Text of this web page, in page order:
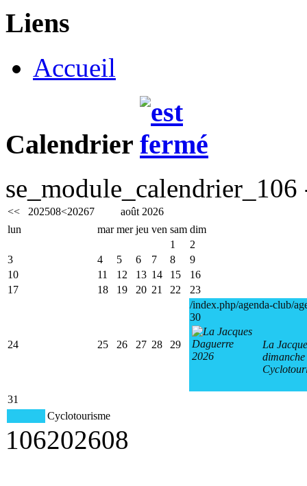
Liens
Accueil
Calendrier
<< 202508<20267
août 2026
lun
mar mer jeu ven sam dim
1
2
3
4 5 6 7 8
9
10
11 12 13 14 15
16
17
18 19 20 21 22 23
24 25 26 27 28 29
/index.php/agenda-club/
30
La
31
Cyclotourisme
106202608